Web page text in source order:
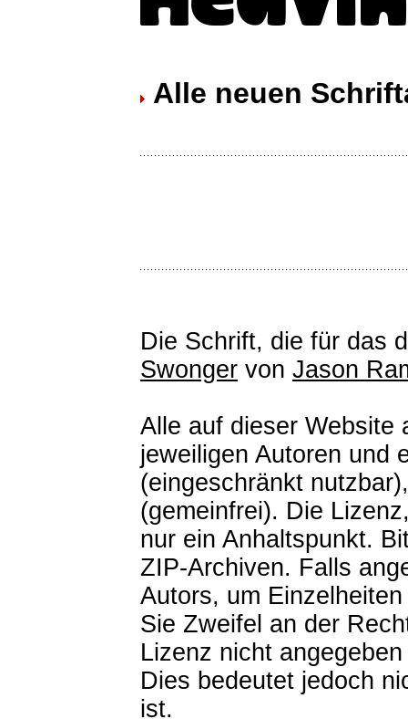
Alle neuen
Die Schrift, die für das
Swonger von Jason
Alle auf dieser Website
jeweiligen Autoren und
(eingeschränkt
(gemeinfrei). Die
nur ein Anhaltspunkt.
ZIP-Archiven. Falls
Autors, um
Sie Zweifel an der
Lizenz nicht
Dies bedeutet jedoch
ist.